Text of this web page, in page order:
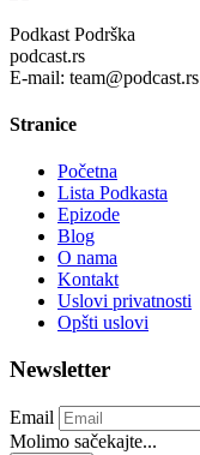
Podkast Podrška
podcast.rs
E-mail: team@podcast.rs
Stranice
Početna
Lista Podkasta
Epizode
Blog
O nama
Kontakt
Uslovi privatnosti
Opšti uslovi
Newsletter
Email
Molimo sačekajte...